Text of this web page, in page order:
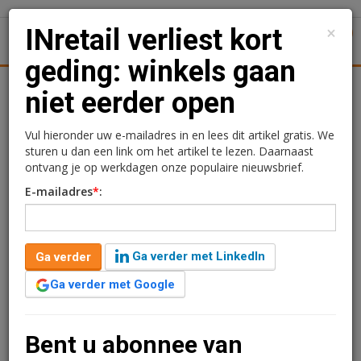
Nieuws Uitgelicht Achtergronden Woningmarkt
INretail verliest kort
geding: winkels gaan niet
eerder open
Kimberly Camu
12 maart 2021 om 11:03
5 jaar geleden aangepast
3 minuten leestijd
INretail heeft het kort geding tegen de Staat verloren.
de rechtbank in Den Haag ging hier niet in mee. Lees
×
INretail verliest kort
geding: winkels gaan
niet eerder open
Vul hieronder uw e-mailadres in en lees dit artikel gratis. We
sturen u dan een link om het artikel te lezen. Daarnaast
ontvang je op werkdagen onze populaire nieuwsbrief.
E-mailadres*:
Ga verder
Ga verder met LinkedIn
Ga verder met Google
Bent u abonnee van